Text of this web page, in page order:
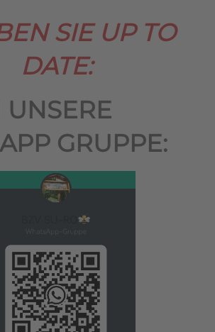
SIE UP TO
DATE:
GRUPPE: